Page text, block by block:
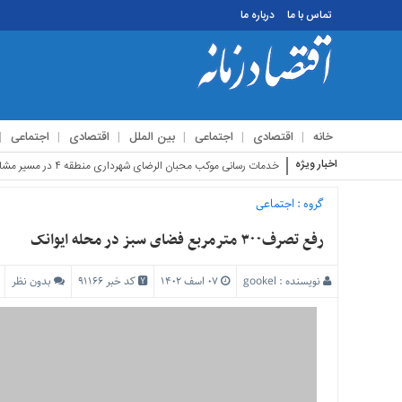
تماس با ما درباره ما
خانه اقتصادی اجتماعی بین الملل اقتصادی اجتماعی
تماس
ما
درباره
اخبار ویژه استقبال زائرین ا
گروه :اجتماعی
رفع تصرف۳۰۰ متر‌مربع فضای سبز در محله ایوانک
نویسنده : gookel کد خبر 91166 بدون نظر